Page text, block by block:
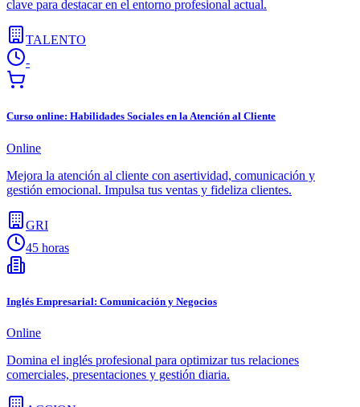
clave para destacar en el entorno profesional actual.
TALENTO
-
Curso online: Habilidades Sociales en la Atención al Cliente
Online
Mejora la atención al cliente con asertividad, comunicación y
gestión emocional. Impulsa tus ventas y fideliza clientes.
GRI
45 horas
Inglés Empresarial: Comunicación y Negocios
Online
Domina el inglés profesional para optimizar tus relaciones
comerciales, presentaciones y gestión diaria.